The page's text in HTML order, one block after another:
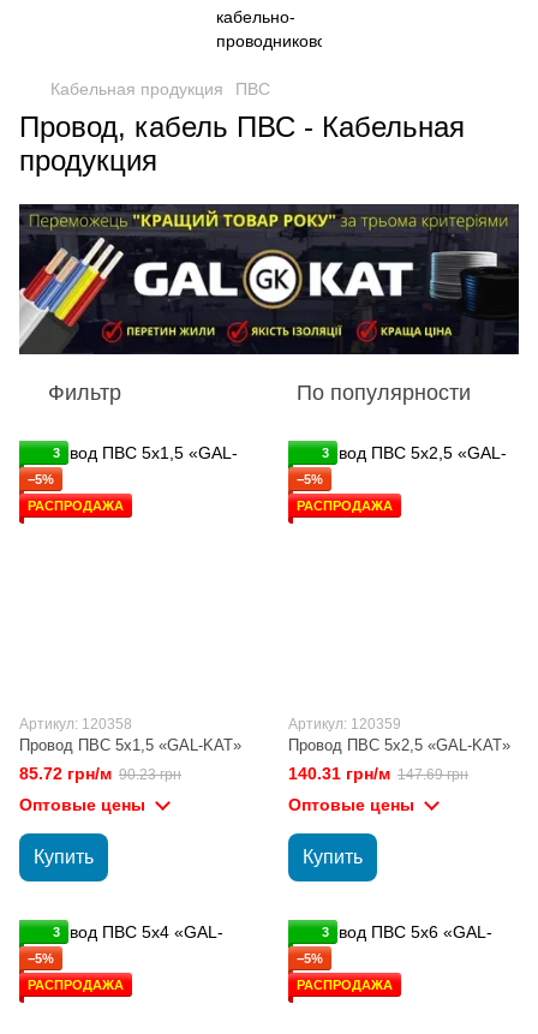
Кабельная продукция ПВС
Провод, кабель ПВС - Кабельная
продукция
Фильтр По популярности
3
−5%
РАСПРОДАЖА
Артикул: 120358
Провод ПВС 5х1,5 «GAL-KAT»
85.72 грн/м 90.23 грн
Оптовые цены
Купить
3
−5%
РАСПРОДАЖА
Артикул: 120359
Провод ПВС 5х2,5 «GAL-KAT»
140.31 грн/м 147.69 грн
Оптовые цены
Купить
3
−5%
РАСПРОДАЖА
3
−5%
РАСПРОДАЖА